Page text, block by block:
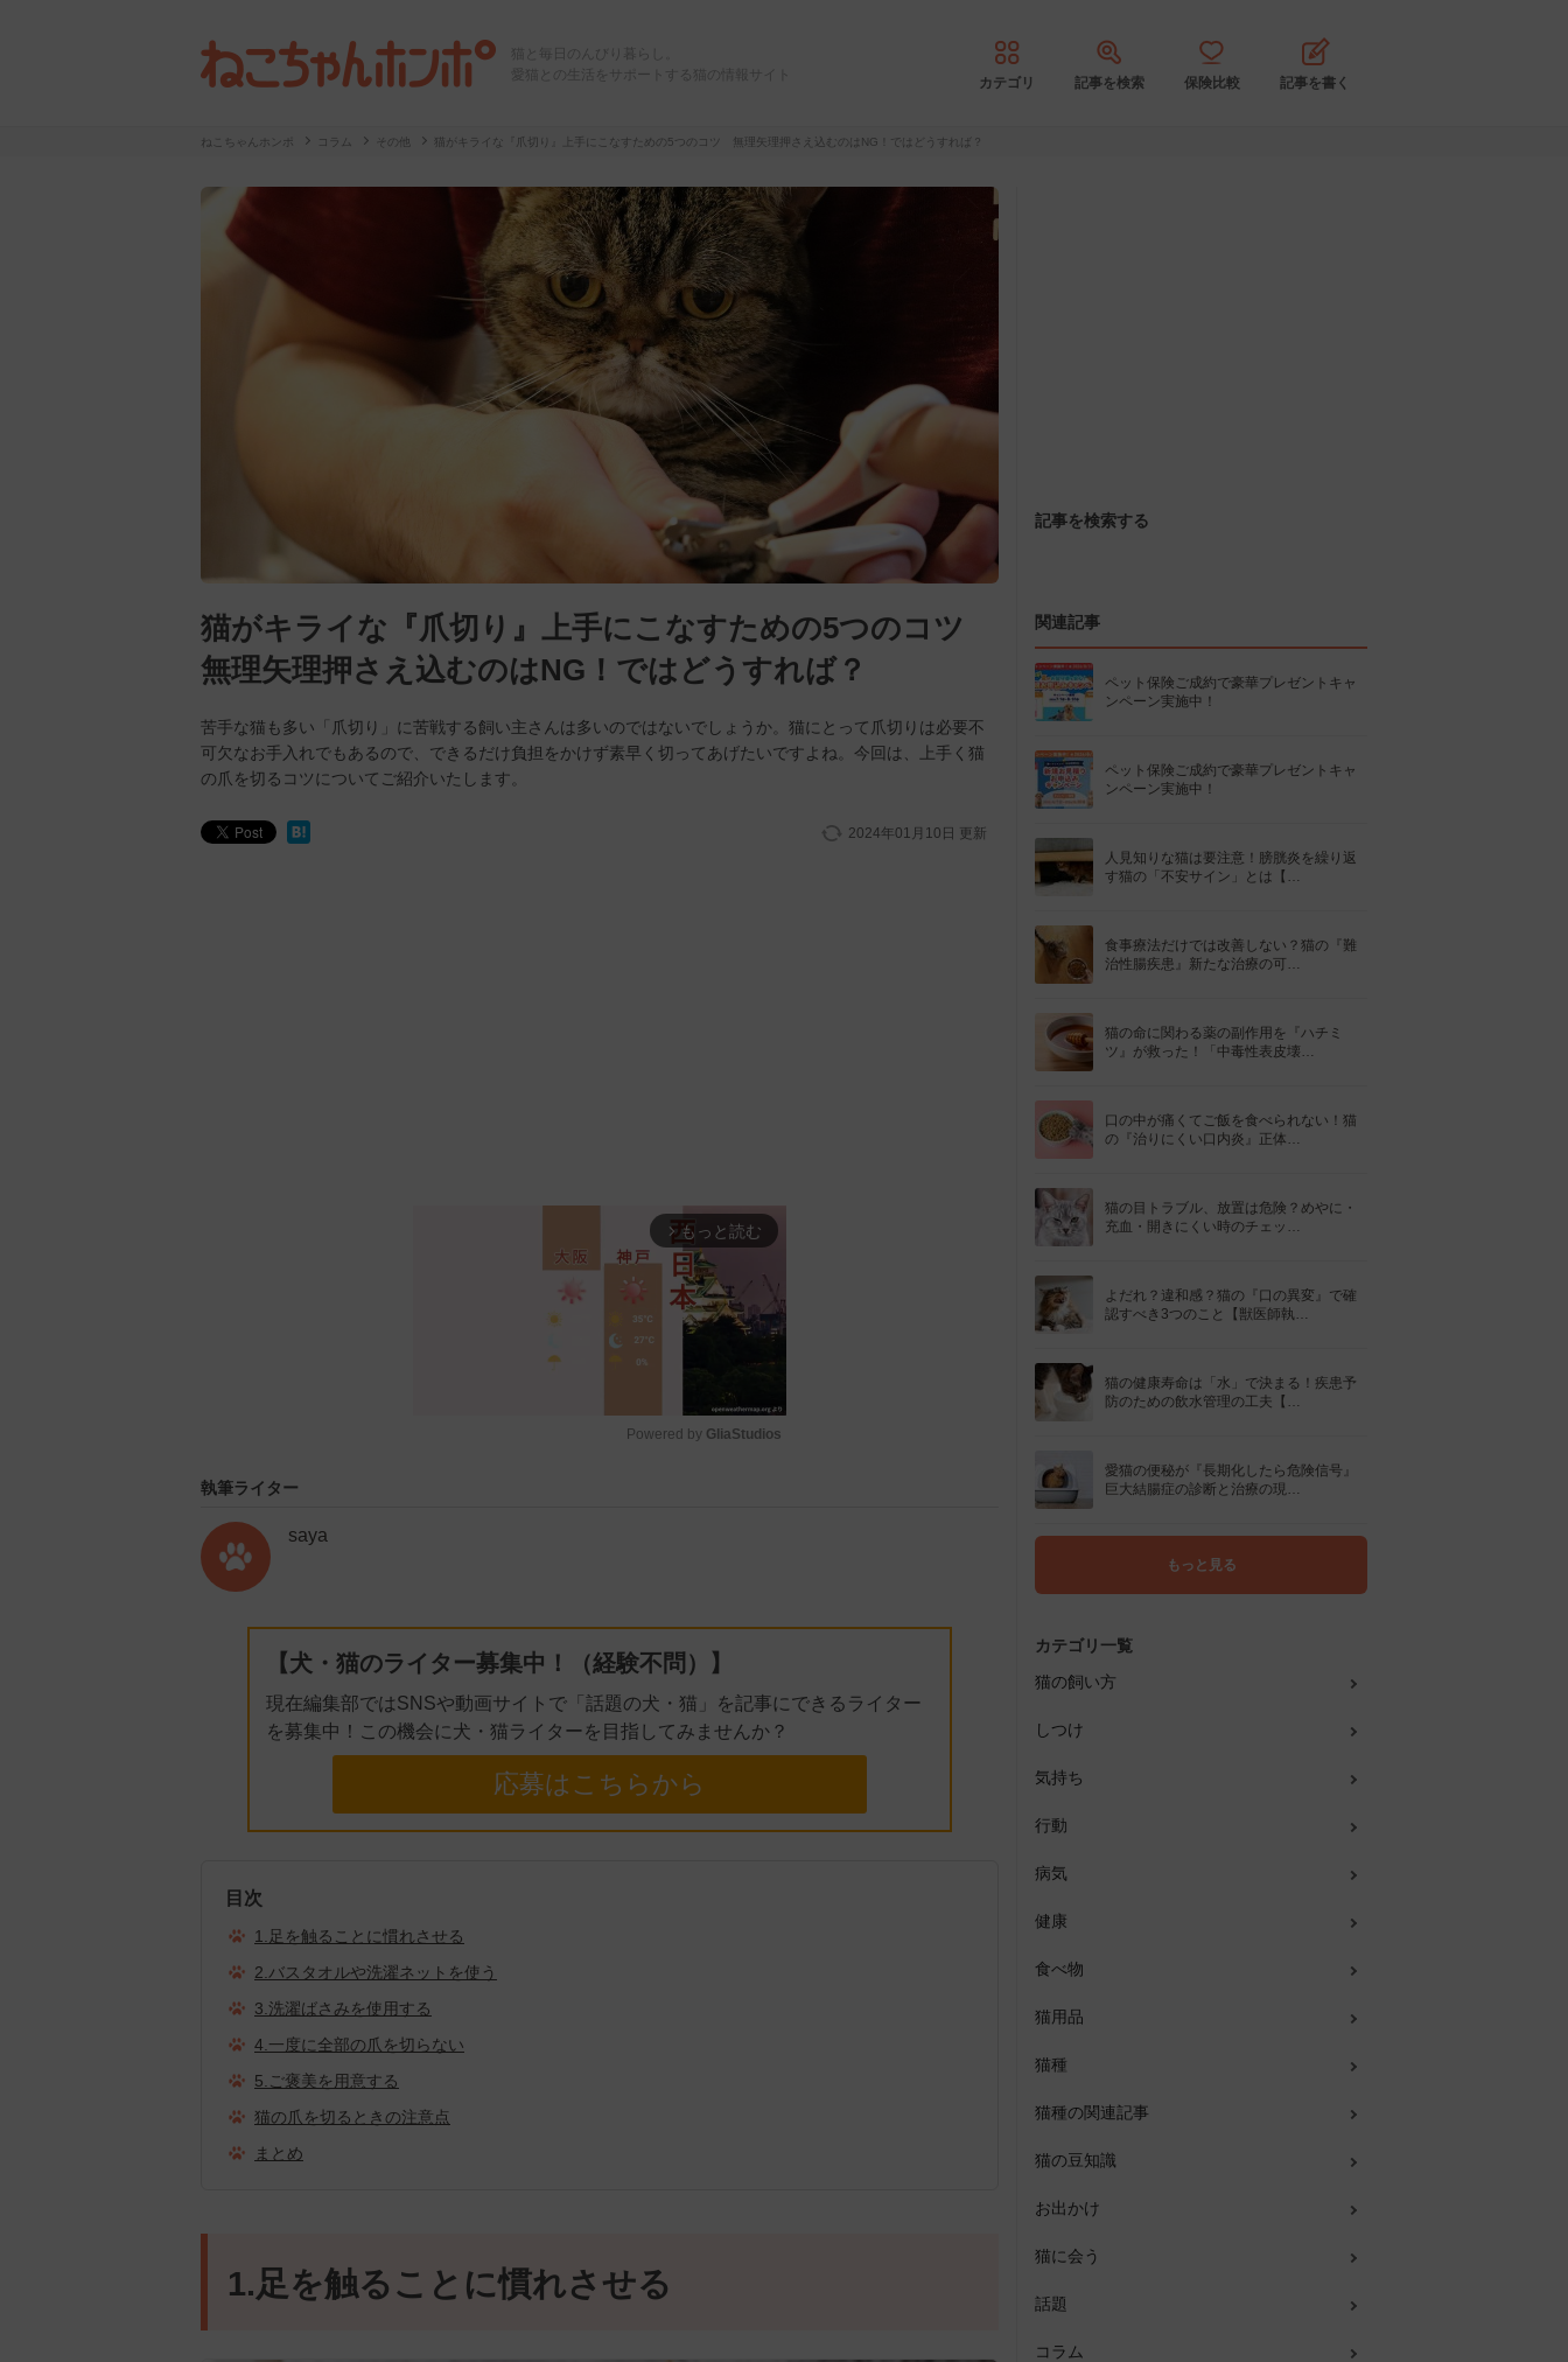
猫と毎日のんびり暮らし。
愛猫との生活をサポートする猫の情報サイト
カテゴリ 記事を検索 保険比較 記事を書く
ねこちゃんホンポ コラム その他 猫がキライな『爪切り』上手にこなすための5つのコツ 無理矢理押さえ込むのはNG！ではどうすれば？
猫がキライな『爪切り』上手にこなすための5つのコツ
無理矢理押さえ込むのはNG！ではどうすれば？
苦手な猫も多い「爪切り」に苦戦する飼い主さんは多いのではないでしょうか。猫にとって爪切りは必要不
可欠なお手入れでもあるので、できるだけ負担をかけず素早く切ってあげたいですよね。今回は、上手く猫
の爪を切るコツについてご紹介いたします。
2024年01月10日 更新
arrow_forward_ios もっと読む
Powered by GliaStudios
執筆ライター
saya
【犬・猫のライター募集中！（経験不問）】
現在編集部ではSNSや動画サイトで「話題の犬・猫」を記事にできるライター
を募集中！この機会に犬・猫ライターを目指してみませんか？
応募はこちらから
目次
1.足を触ることに慣れさせる
2.バスタオルや洗濯ネットを使う
3.洗濯ばさみを使用する
4.一度に全部の爪を切らない
5.ご褒美を用意する
猫の爪を切るときの注意点
まとめ
1.足を触ることに慣れさせる
記事を検索する
関連記事
ペット保険ご成約で豪華プレゼントキャ
ンペーン実施中！
ペット保険ご成約で豪華プレゼントキャ
ンペーン実施中！
人見知りな猫は要注意！膀胱炎を繰り返
す猫の「不安サイン」とは【…
食事療法だけでは改善しない？猫の『難
治性腸疾患』新たな治療の可…
猫の命に関わる薬の副作用を『ハチミ
ツ』が救った！「中毒性表皮壊…
口の中が痛くてご飯を食べられない！猫
の『治りにくい口内炎』正体…
猫の目トラブル、放置は危険？めやに・
充血・開きにくい時のチェッ…
よだれ？違和感？猫の『口の異変』で確
認すべき3つのこと【獣医師執…
猫の健康寿命は「水」で決まる！疾患予
防のための飲水管理の工夫【…
愛猫の便秘が『長期化したら危険信号』
巨大結腸症の診断と治療の現…
もっと見る
カテゴリ一覧
猫の飼い方
しつけ
気持ち
行動
病気
健康
食べ物
猫用品
猫種
猫種の関連記事
猫の豆知識
お出かけ
猫に会う
話題
コラム